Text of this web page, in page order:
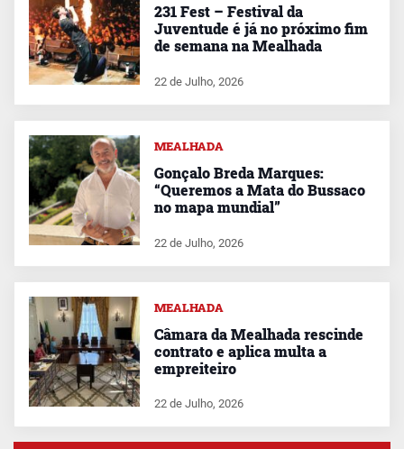
231 Fest – Festival da
Juventude é já no próximo fim
de semana na Mealhada
22 de Julho, 2026
MEALHADA
Gonçalo Breda Marques:
“Queremos a Mata do Bussaco
no mapa mundial”
22 de Julho, 2026
MEALHADA
Câmara da Mealhada rescinde
contrato e aplica multa a
empreiteiro
22 de Julho, 2026